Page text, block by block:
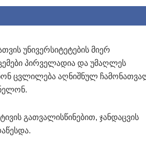
უნივერსიტეტების მიერ
პირველადია და უმაღლეს
ცვლილება აღნიშნულ
გათვალისწინებით, ჯანდაცვის